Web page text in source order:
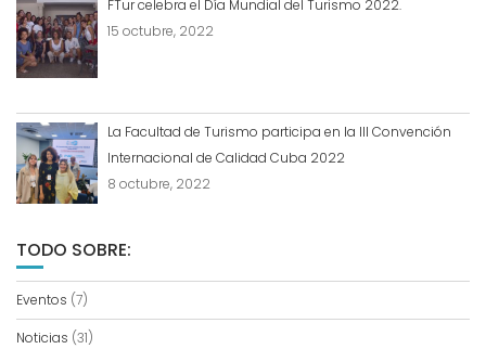
FTur celebra el Día Mundial del Turismo 2022.
15 octubre, 2022
La Facultad de Turismo participa en la III Convención
Internacional de Calidad Cuba 2022
8 octubre, 2022
TODO SOBRE:
Eventos (7)
Noticias (31)